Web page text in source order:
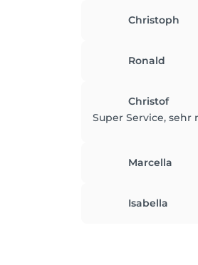
Christoph
Ronald
Christof
Super Service,
Marcella
Isabella